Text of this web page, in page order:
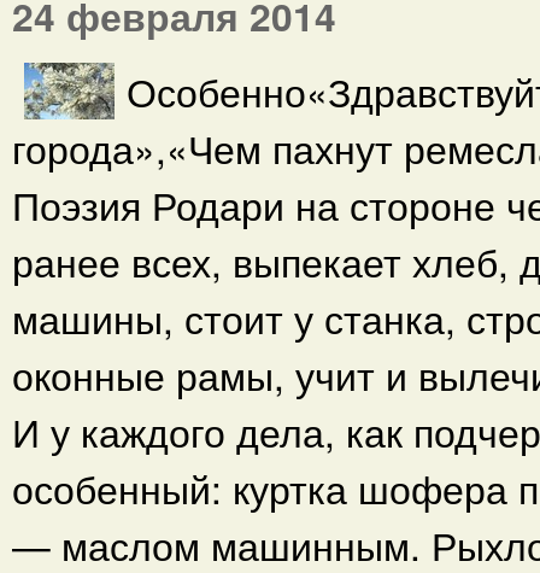
24 февраля 2014
города»,«Чем пахнут
Поэзия Родари на стороне
ранее всех, выпекает хлеб,
машины, стоит у станка,
оконные рамы, учит и
И у каждого дела, как
особенный: куртка шофера
— маслом машинным.